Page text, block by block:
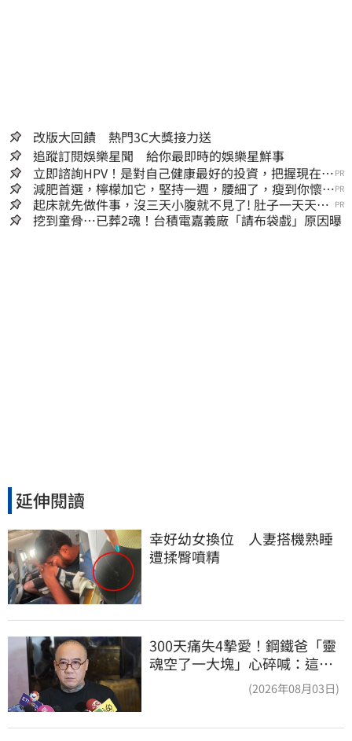
改版大回饋 熱門3C大獎接力送
追蹤訂閱娛樂星聞 給你最即時的娛樂星鮮事
立即諮詢HPV！是對自己健康最好的投資，把握現在不
嫌晚！
PR
減肥首選，檸檬加它，堅持一週，腰細了，瘦到你懷疑
人生
PR
起床就先做件事，沒三天小腹就不見了! 肚子一天天變
小！
PR
挖到童骨…已葬2魂！台積電嘉義廠「請布袋戲」原因曝
延伸閱讀
幸好幼女換位　人妻搭機熟睡
遭揉臀噴精
300天痛失4摯愛！鋼鐵爸「靈
魂空了一大塊」心碎喊：這輩
(2026年08月03日)